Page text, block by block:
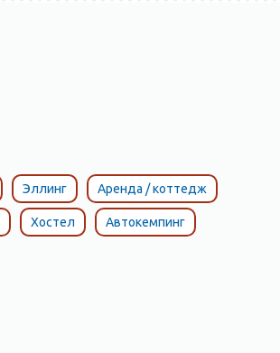
Эллинг Аренда / коттедж
Хостел Автокемпинг